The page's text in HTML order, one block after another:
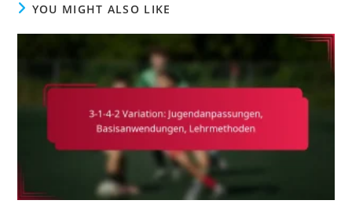
YOU MIGHT ALSO LIKE